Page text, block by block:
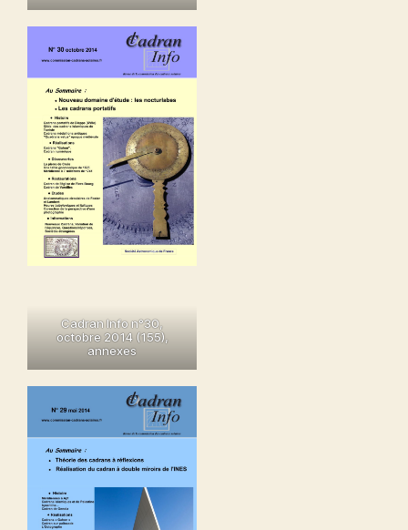
Cadran Info n°30,
octobre 2014 (155),
annexes